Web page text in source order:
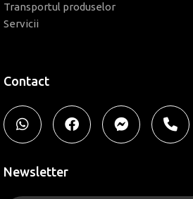
Transportul produselor
Servicii
Contact
Newsletter